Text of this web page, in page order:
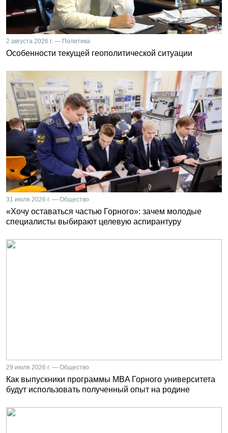
2 августа 2026 г. — Политика
Особенности текущей геополитической ситуации
31 июля 2026 г. — Общество
«Хочу оставаться частью Горного»: зачем молодые
специалисты выбирают целевую аспирантуру
29 июля 2026 г. — Общество
Как выпускники программы MBA Горного университета
будут использовать полученный опыт на родине